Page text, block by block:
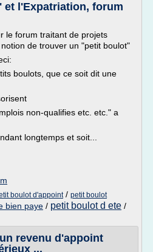
et l'Expatriation, forum
le forum traitant de projets
de trouver un "petit boulot"
boulots, que ce soit dit une
non-qualifies etc. etc." a
longtemps et soit...
boulot d'appoint/ petit boulot
bien paye / petit boulot d ete /
revenu d'appoint
...